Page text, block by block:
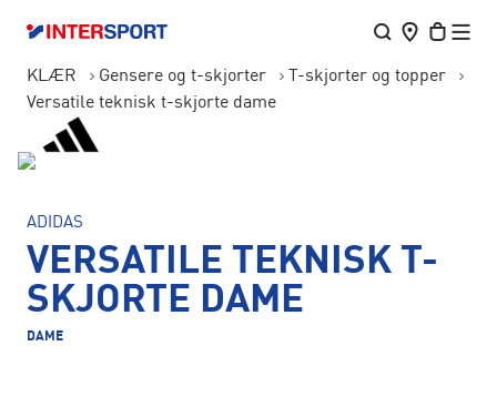
KLÆR Gensere og t-skjorter
T-skjorter og topper
Versatile teknisk t-skjorte dame
ADIDAS
VERSATILE TEKNISK T-
SKJORTE DAME
DAME